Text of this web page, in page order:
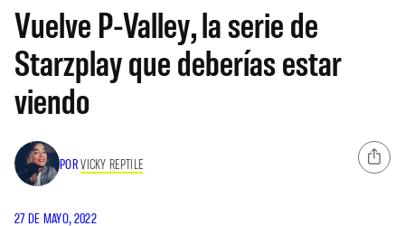
Vuelve P-Valley, la serie de
Starzplay que deberías estar
viendo
PORVICKY REPTILE
27 DE MAYO, 2022